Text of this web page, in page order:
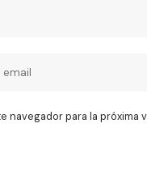
para la próxima